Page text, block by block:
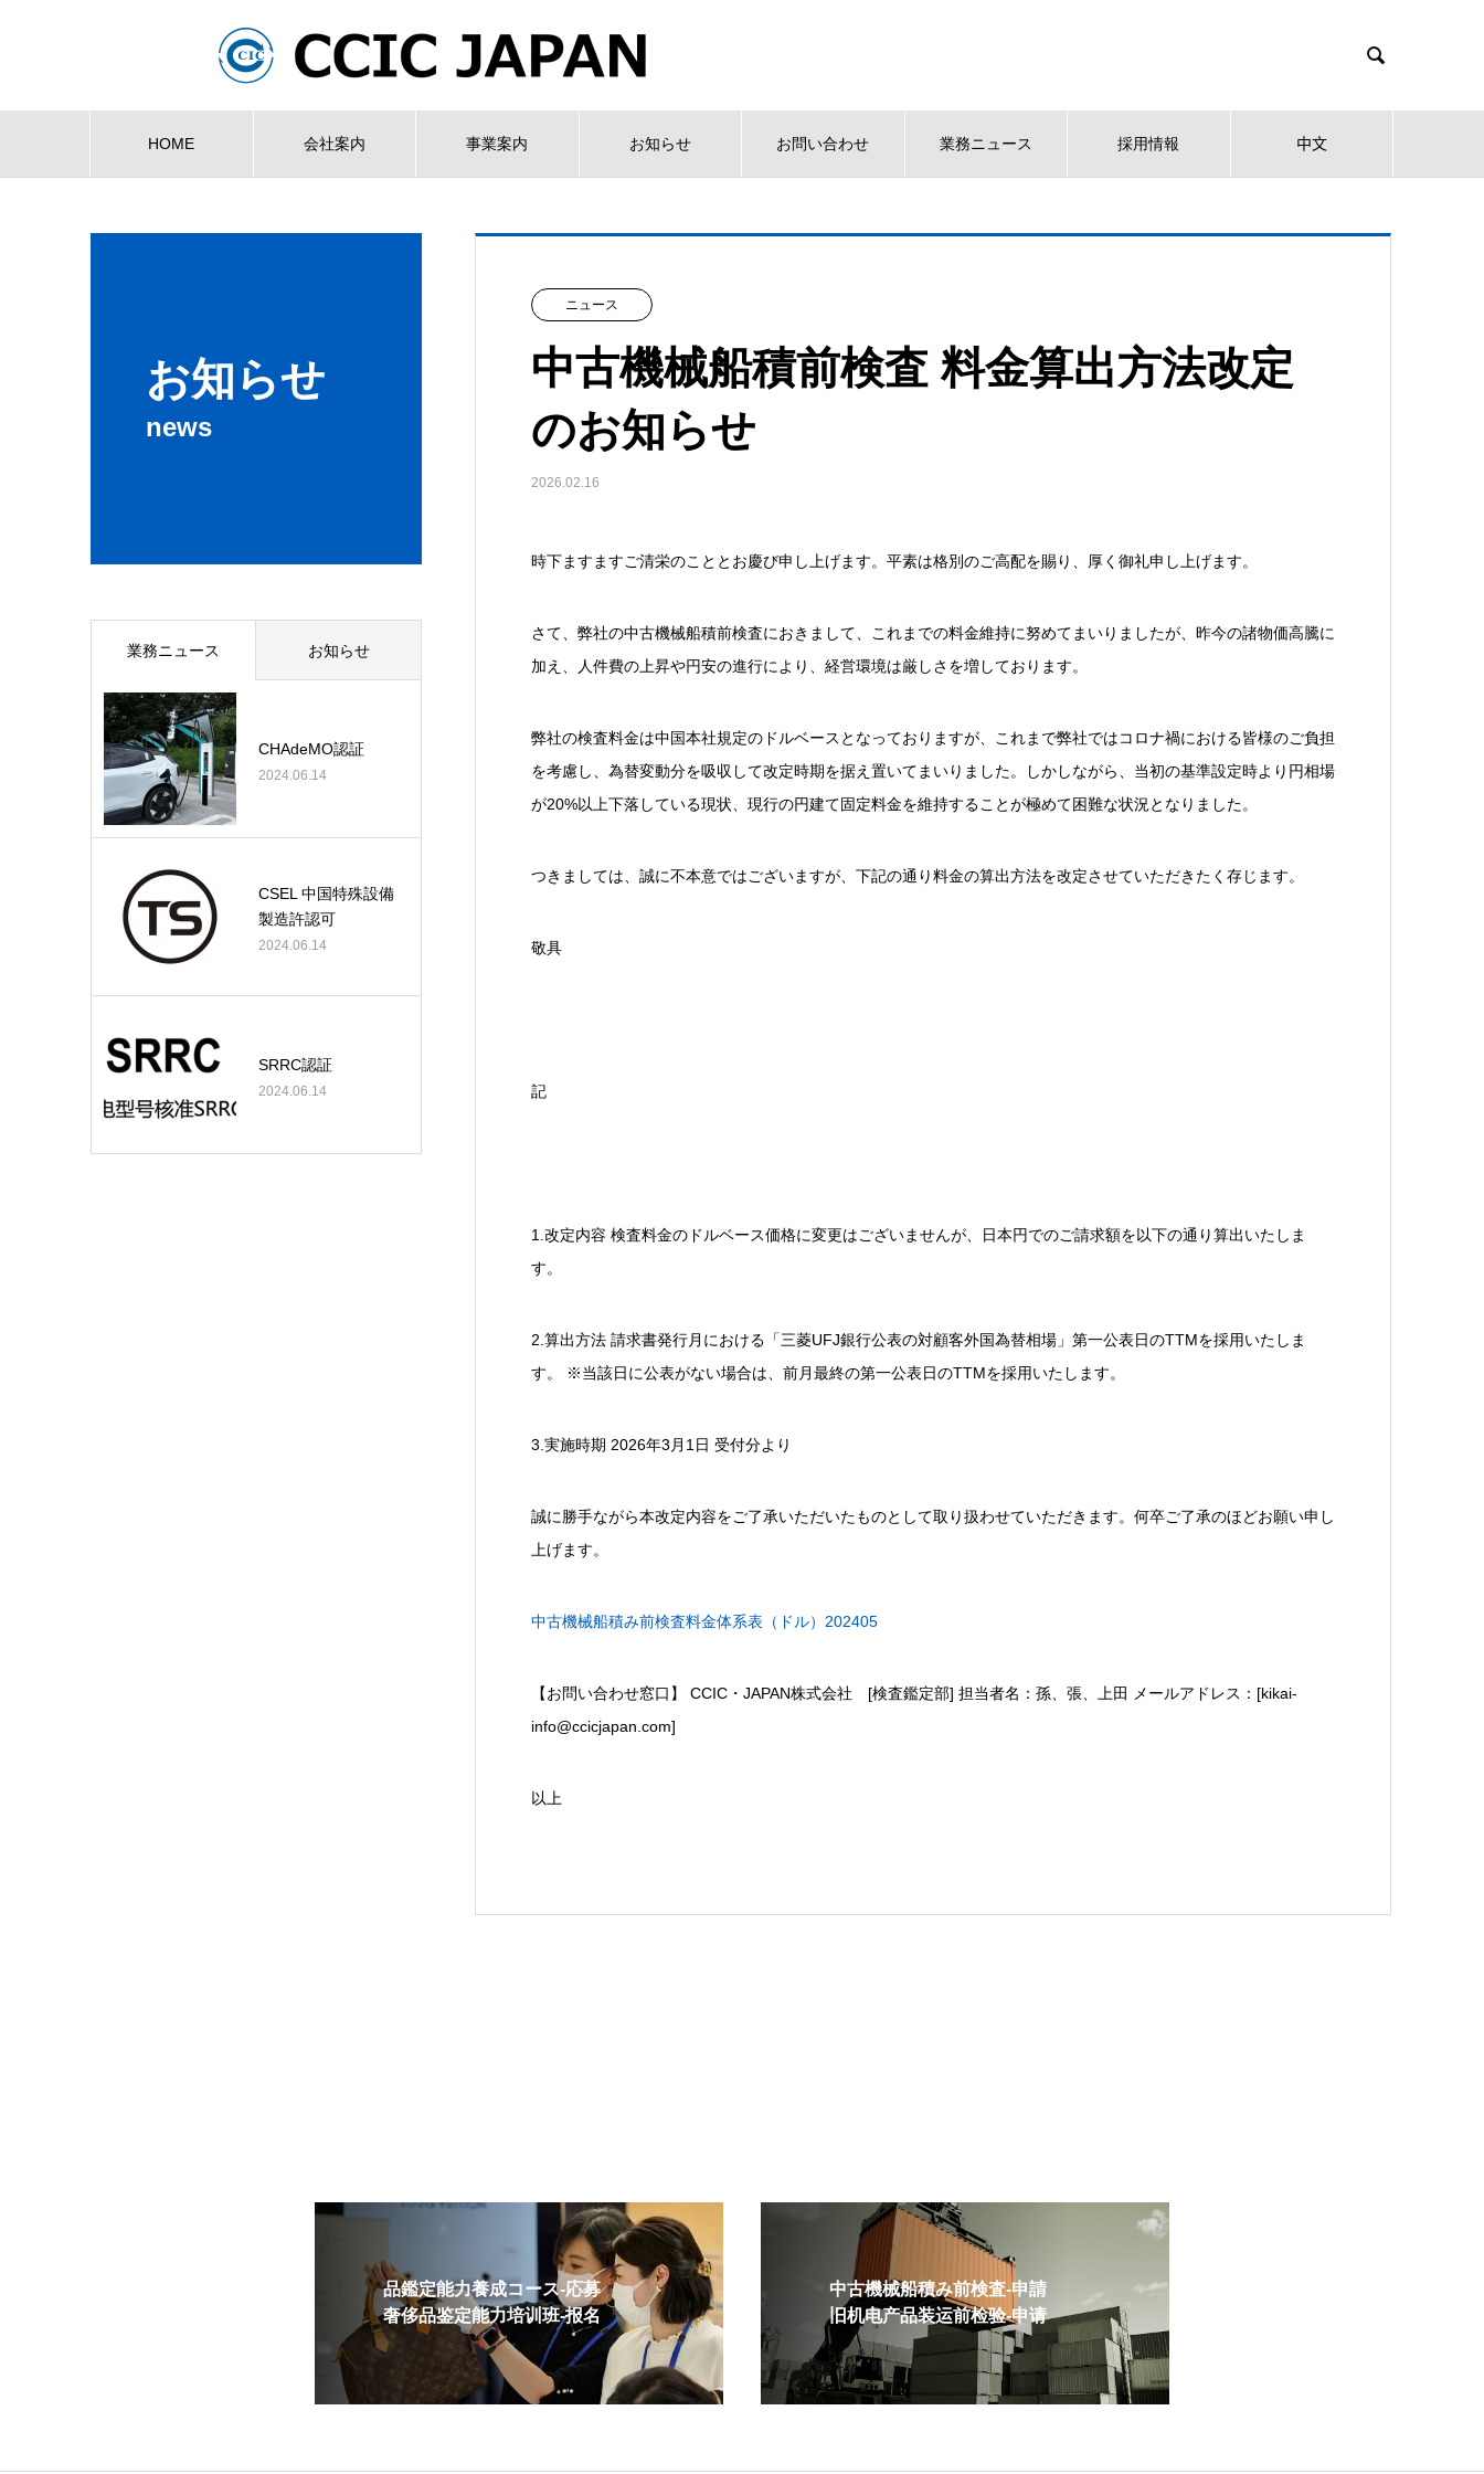

HOME 会社案内 事業案内 お知らせ お問い合わせ 業務ニュース 採用情報 中文
お知らせ
news
ニュース
中古機械船積前検査 料金算出方法改定
のお知らせ
2026.02.16
時下ますますご清栄のこととお慶び申し上げます。平素は格別のご高配を賜り、厚く御礼申し上げます。
さて、弊社の中古機械船積前検査におきまして、これまでの料金維持に努めてまいりましたが、昨今の諸物価高騰に
加え、人件費の上昇や円安の進行により、経営環境は厳しさを増しております。
弊社の検査料金は中国本社規定のドルベースとなっておりますが、これまで弊社ではコロナ禍における皆様のご負担
を考慮し、為替変動分を吸収して改定時期を据え置いてまいりました。しかしながら、当初の基準設定時より円相場
が20%以上下落している現状、現行の円建て固定料金を維持することが極めて困難な状況となりました。
つきましては、誠に不本意ではございますが、下記の通り料金の算出方法を改定させていただきたく存じます。
敬具
記
1.改定内容 検査料金のドルベース価格に変更はございませんが、日本円でのご請求額を以下の通り算出いたしま
す。
2.算出方法 請求書発行月における「三菱UFJ銀行公表の対顧客外国為替相場」第一公表日のTTMを採用いたしま
す。 ※当該日に公表がない場合は、前月最終の第一公表日のTTMを採用いたします。
3.実施時期 2026年3月1日 受付分より
誠に勝手ながら本改定内容をご了承いただいたものとして取り扱わせていただきます。何卒ご了承のほどお願い申し
上げます。
中古機械船積み前検査料金体系表（ドル）202405
【お問い合わせ窓口】 CCIC・JAPAN株式会社 [検査鑑定部] 担当者名：孫、張、上田 メールアドレス：[kikai-
info@ccicjapan.com]
以上
業務ニュース お知らせ
CHAdeMO認証
2024.06.14
CSEL 中国特殊設備
製造許認可
2024.06.14
SRRC認証
2024.06.14
品鑑定能力養成コース-応募
奢侈品鉴定能力培训班-报名
中古機械船積み前検査-申請
旧机电产品装运前检验-申请